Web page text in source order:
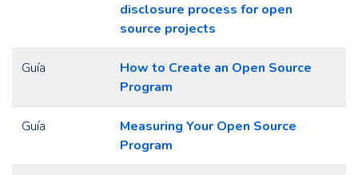
disclosure process for open
source projects
Guía
How to Create an Open Source
Program
Guía
Measuring Your Open Source
Program